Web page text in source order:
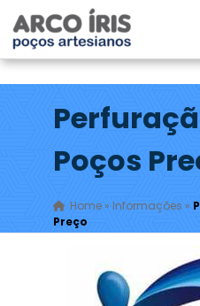
Poços
Home» Informações »
Preço